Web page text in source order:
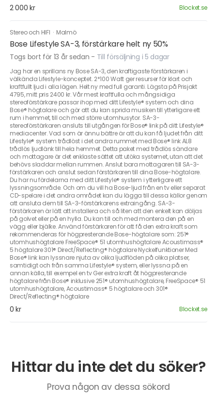
2 000 kr Blocket.se
Stereo och HIFI · Malmö
Bose Lifestyle SA-3, förstärkare helt ny 50%
Togs bort för 13 år sedan - Till försäljning i 5 dagar
Jag har en sprillans ny Bose SA-3, den kraftigaste förstärkaren i
välkända Lifestyle-konceptet. 2*100 Watt ger resurser för klart och
kraftfullt ljud i alla lägen. Helt ny med full garanti. Lägsta på Prisjakt
4795, mitt pris 2400 kr. Vår mest kraftfulla och mångsidiga
stereoförstärkare passar ihop med ditt Lifestyle® system och dina
Bose® högtalare och gör att du kan sprida musiken till ytterligare ett
rum i hemmet, till och med större utomhusytor. SA-3-
stereoförstärkaren ansluts till utgången för Bose® link på ditt Lifestyle®
mediacenter. Vad som är ännu bättre är att du kan få ljudet från ditt
Lifestyle® system trådlöst i det andra rummet med Bose® link AL8
trådlös ljudlänk till hela hemmet. Detta paket med trådlös sändare
och mottagare är det enklaste sättet att utöka systemet, utan att det
behövs sladdar mellan rummen. Anslut bara mottagaren till SA-3-
förstärkaren och anslut sedan förstärkaren till dina Bose-högtalare.
Du har nu fördelarna med ditt Lifestyle® system i ytterligare ett
lyssningsområde. Och om du vill ha Bose-ljud från en tv eller separat
CD-spelare i det andra området kan du lägga till dessa källor genom
att ansluta dem till SA-3-förstärkarens extraingång. SA-3-
förstärkaren är lätt att installera och så liten att den enkelt kan döljas
på golvet eller på en hylla. Du kan till och med montera den på en
vägg eller bjälke. Använd förstärkaren för att få den extra kraft som
rekommenderas för högpresterande Bose-högtalare som: 251®
utomhushögtalare FreeSpace® 51 utomhushögtalare Acoustimass®
5 högtalare 301® Direct/Reflecting® högtalare Nyckelfunktioner Med
Bose® link kan lyssnare njuta av olika ljudflöden på olika platser,
samtidigt och från samma Lifestyle® system, eller lyssna på en
annan källa, till exempel en tv Ger extra kraft åt högpresterande
högtalare från Bose® inklusive 251® utomhushögtalare, FreeSpace® 51
utomhushögtalare, Acoustimass® 5 högtalare och 301®
Direct/Reflecting® högtalare
0 kr Blocket.se
Hittar du inte det du söker?
Prova någon av dessa sökord